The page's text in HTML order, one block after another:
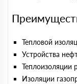
Тепловой
Устройства
Теплоизоляции
Изоляции